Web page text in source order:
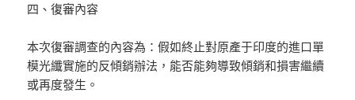
四、復審內容
本次復審調查的內容為：假如終止對原產于印度的進口單
模光纖實施的反傾銷辦法，能否能夠導致傾銷和損害繼續
或再度發生。